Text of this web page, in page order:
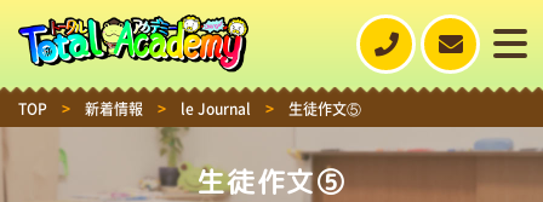
TOP > 新着情報 > le Journal > 生徒作文⑤
生徒作文⑤